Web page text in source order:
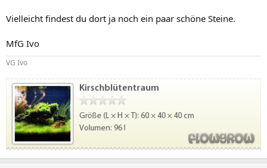
Vielleicht findest du dort ja noch ein paar schöne Steine.
MfG Ivo
VG Ivo